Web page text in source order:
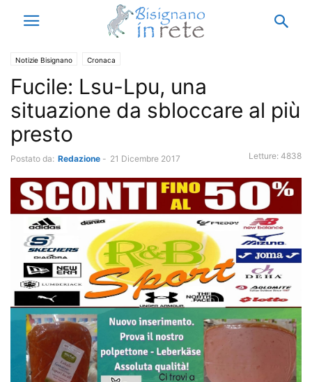
Notizie Bisignano Cronaca
Fucile: Lsu-Lpu, una
situazione da sbloccare al più
presto
Postato da: Redazione - 21 Dicembre 2017 Letture: 4838